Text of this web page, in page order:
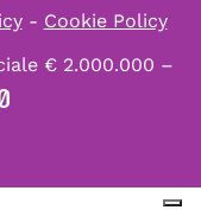
- Cookie Policy
€ 2.000.000 –